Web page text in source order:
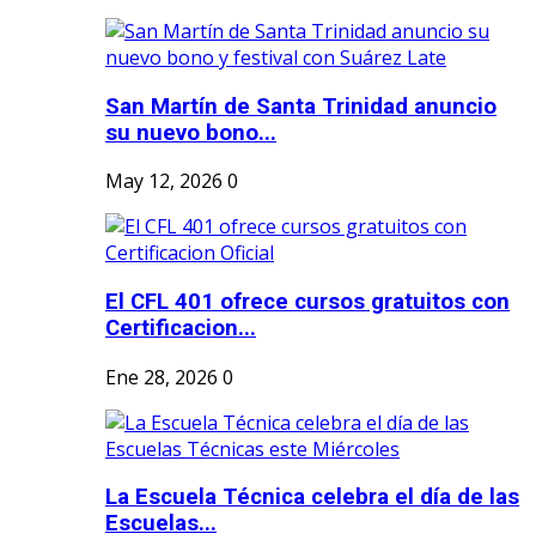
San Martín de Santa Trinidad anuncio
su nuevo bono...
May 12, 2026 0
El CFL 401 ofrece cursos gratuitos con
Certificacion...
Ene 28, 2026 0
La Escuela Técnica celebra el día de las
Escuelas...